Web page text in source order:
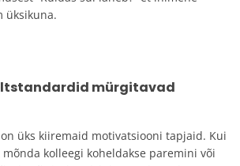
üksikuna.
mürgitavad
üks kiiremaid motivatsiooni tapjaid. Kui
kolleegi koheldakse paremini või